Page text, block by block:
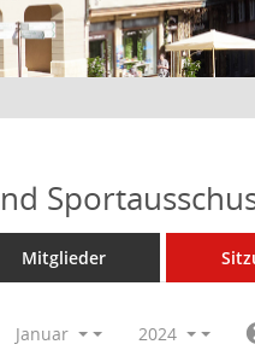
Mitglieder
Januar 2024